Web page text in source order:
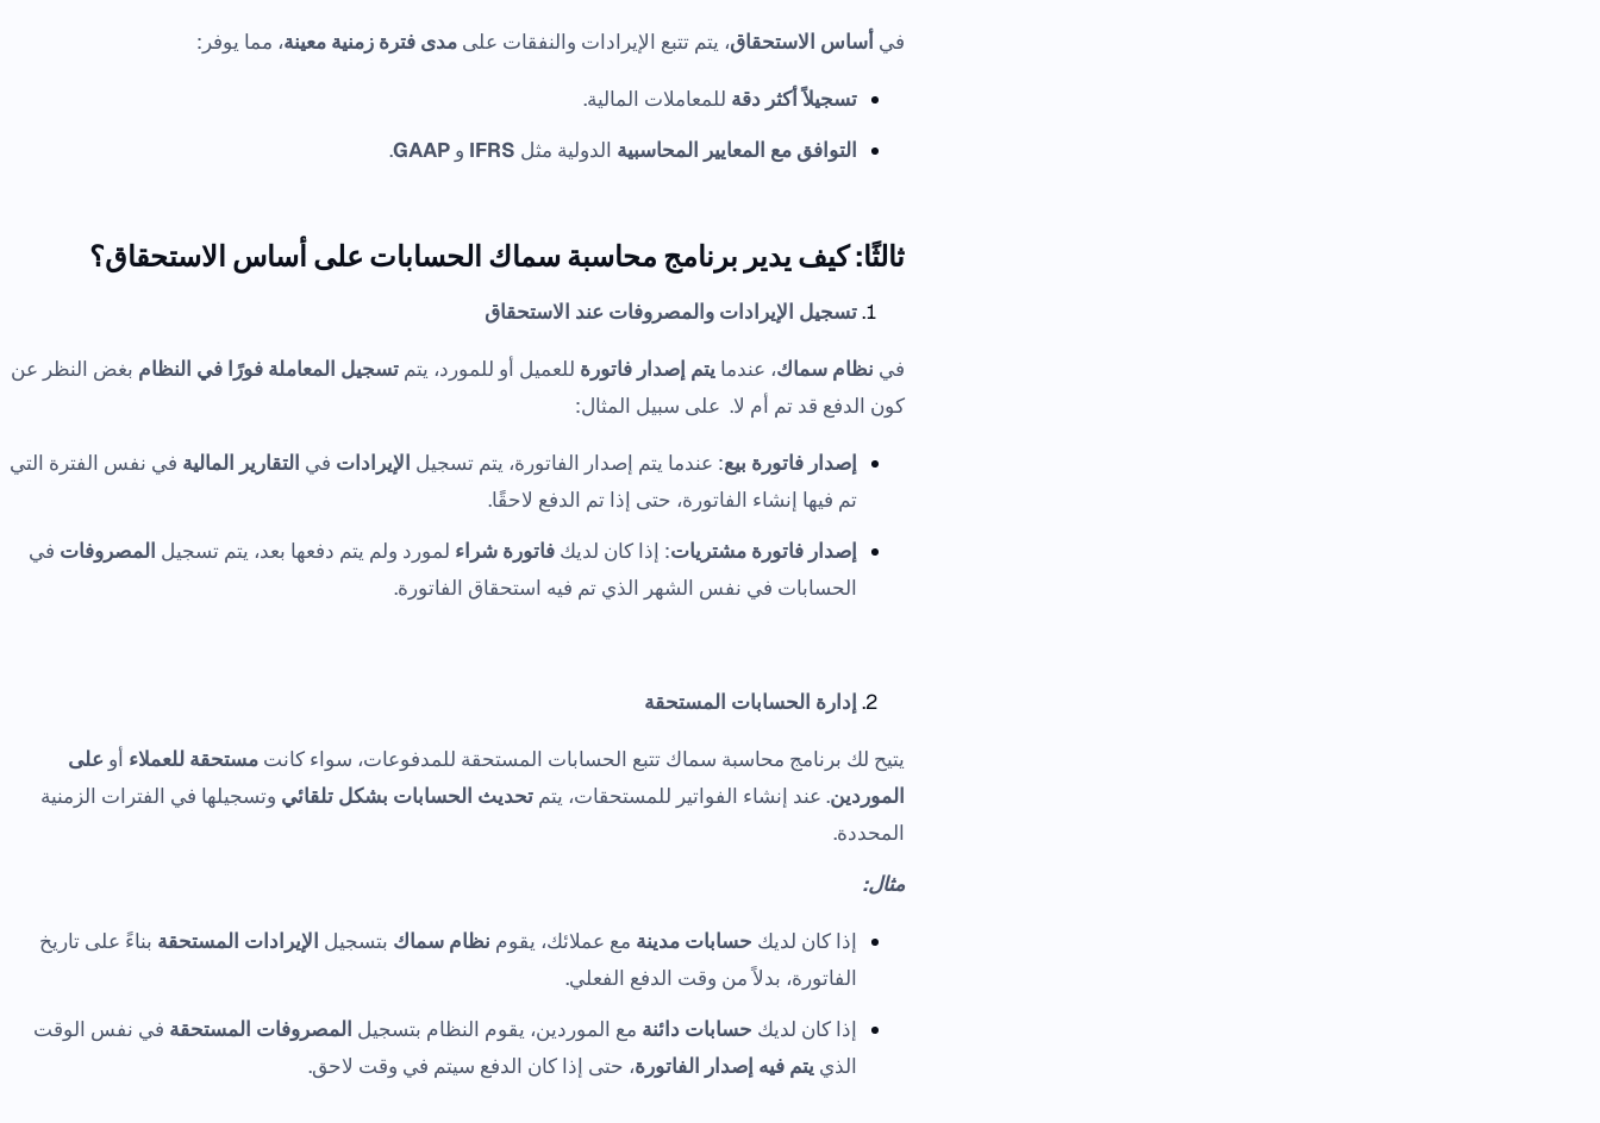
في أساس الاستحقاق، يتم تتبع الإيرادات والنفقات على مدى فترة زمنية معينة، مما يوفر:
تسجيلاً أكثر دقة للمعاملات المالية.
التوافق مع المعايير المحاسبية الدولية مثل IFRS و GAAP
.
ثالثًا: كيف يدير برنامج محاسبة سماك الحسابات على أساس الاستحقاق؟
تسجيل الإيرادات والمصروفات عند الاستحقاق
في نظام سماك، عندما يتم إصدار فاتورة للعميل أو للمورد، يتم تسجيل المعاملة فورًا في النظام بغض النظر عن
كون الدفع قد تم أم لا. على سبيل المثال:
إصدار فاتورة بيع: عندما يتم إصدار الفاتورة، يتم تسجيل الإيرادات في التقارير المالية في نفس الفترة التي
تم فيها إنشاء الفاتورة، حتى إذا تم الدفع لاحقًا.
إصدار فاتورة مشتريات: إذا كان لديك فاتورة شراء لمورد ولم يتم دفعها بعد، يتم تسجيل المصروفات في
الحسابات في نفس الشهر الذي تم فيه استحقاق الفاتورة.
إدارة الحسابات المستحقة
يتيح لك برنامج محاسبة سماك تتبع الحسابات المستحقة للمدفوعات، سواء كانت مستحقة للعملاء أو على
الموردين. عند إنشاء الفواتير للمستحقات، يتم تحديث الحسابات بشكل تلقائي وتسجيلها في الفترات الزمنية
المحددة.
مثال:
إذا كان لديك حسابات مدينة مع عملائك، يقوم نظام سماك بتسجيل الإيرادات المستحقة بناءً على تاريخ
الفاتورة، بدلاً من وقت الدفع الفعلي.
إذا كان لديك حسابات دائنة مع الموردين، يقوم النظام بتسجيل المصروفات المستحقة في نفس الوقت
الذي يتم فيه إصدار الفاتورة، حتى إذا كان الدفع سيتم في وقت لاحق.